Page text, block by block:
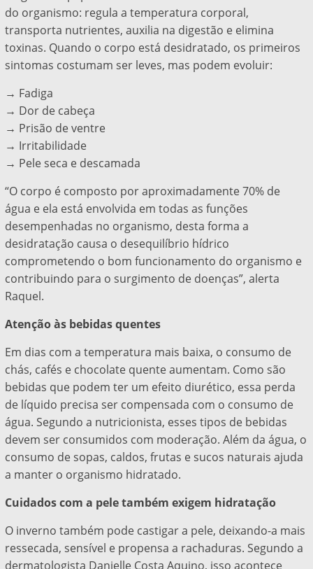
do organismo: regula a temperatura corporal,
transporta nutrientes, auxilia na digestão e elimina
toxinas. Quando o corpo está desidratado, os primeiros
sintomas costumam ser leves, mas podem evoluir:
→ Fadiga
→ Dor de cabeça
→ Prisão de ventre
→ Irritabilidade
→ Pele seca e descamada
“O corpo é composto por aproximadamente 70% de
água e ela está envolvida em todas as funções
desempenhadas no organismo, desta forma a
desidratação causa o desequilíbrio hídrico
comprometendo o bom funcionamento do organismo e
contribuindo para o surgimento de doenças”, alerta
Raquel.
Atenção às bebidas quentes
Em dias com a temperatura mais baixa, o consumo de
chás, cafés e chocolate quente aumentam. Como são
bebidas que podem ter um efeito diurético, essa perda
de líquido precisa ser compensada com o consumo de
água. Segundo a nutricionista, esses tipos de bebidas
devem ser consumidos com moderação. Além da água, o
consumo de sopas, caldos, frutas e sucos naturais ajuda
a manter o organismo hidratado.
Cuidados com a pele também exigem hidratação
O inverno também pode castigar a pele, deixando-a mais
ressecada, sensível e propensa a rachaduras. Segundo a
dermatologista Danielle Costa Aquino, isso acontece